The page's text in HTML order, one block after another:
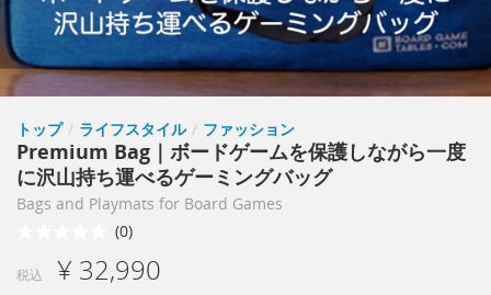
トップ / ライフスタイル / ファッション
Premium Bag｜ボードゲームを保護しながら一度
に沢山持ち運べるゲーミングバッグ
Bags and Playmats for Board Games
(0)
税込 ¥ 32,990